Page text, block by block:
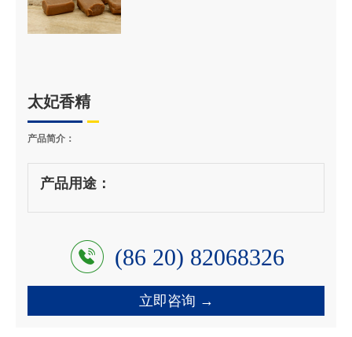
太妃香精
产品简介：
产品用途：
立即咨询 →
(86 20) 82068326